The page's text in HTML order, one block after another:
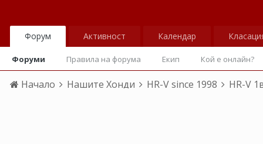
Форум
Форуми Правила на форума Екип Кой е онлайн?
Активност Календар
Начало Нашите Хонди HR-V since 1998 HR-V